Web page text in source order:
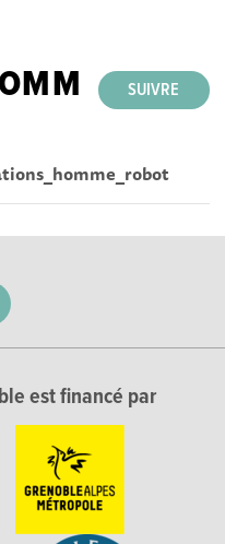
SUIVRE
est financé par